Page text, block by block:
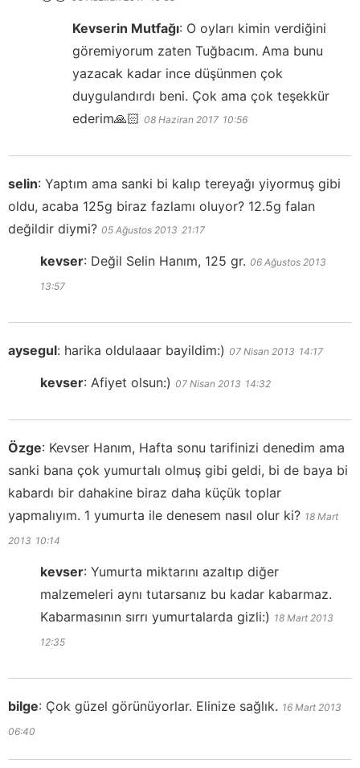
Kevserin Mutfağı: O oyları kimin verdiğini
göremiyorum zaten Tuğbacım. Ama bunu
yazacak kadar ince düşünmen çok
duygulandırdı beni. Çok ama çok teşekkür
ederim🙏🏻 08 Haziran 2017 10:56
selin: Yaptım ama sanki bi kalıp tereyağı yiyormuş gibi
oldu, acaba 125g biraz fazlamı oluyor? 12.5g falan
değildir diymi? 05 Ağustos 2013 21:17
kevser: Değil Selin Hanım, 125 gr. 06 Ağustos 2013
13:57
aysegul: harika oldulaaar bayildim:) 07 Nisan 2013 14:17
kevser: Afiyet olsun:) 07 Nisan 2013 14:32
Özge: Kevser Hanım, Hafta sonu tarifinizi denedim ama
sanki bana çok yumurtalı olmuş gibi geldi, bi de baya bi
kabardı bir dahakine biraz daha küçük toplar
yapmalıyım. 1 yumurta ile denesem nasıl olur ki? 18 Mart
2013 10:14
kevser: Yumurta miktarını azaltıp diğer
malzemeleri aynı tutarsanız bu kadar kabarmaz.
Kabarmasının sırrı yumurtalarda gizli:) 18 Mart 2013
12:35
bilge: Çok güzel görünüyorlar. Elinize sağlık. 16 Mart 2013
06:40